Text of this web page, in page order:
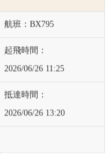
BX795
2026/06/26 11:25
2026/06/26 13:20